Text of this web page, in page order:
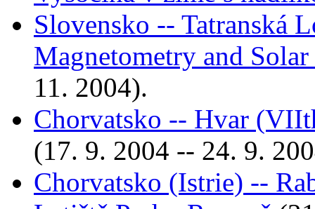
Slovensko -- Tatranská
Magnetometry and
11. 2004).
Chorvatsko -- Hvar
(17. 9. 2004 -- 24. 9.
Chorvatsko (Istrie) --